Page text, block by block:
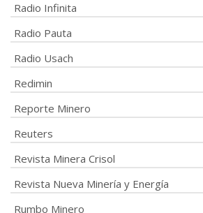
Radio Infinita
Radio Pauta
Radio Usach
Redimin
Reporte Minero
Reuters
Revista Minera Crisol
Revista Nueva Minería y Energía
Rumbo Minero